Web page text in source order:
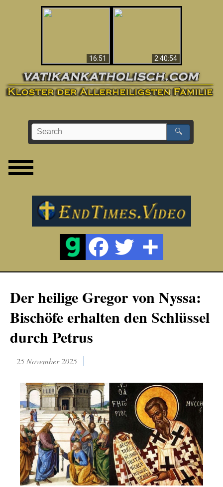
16:51
2:40:54
🔍
Der heilige Gregor von Nyssa:
Bischöfe erhalten den Schlüssel
durch Petrus
25 November 2025